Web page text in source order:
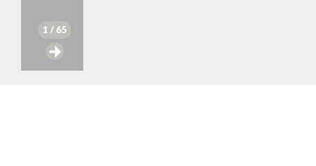
1 / 65